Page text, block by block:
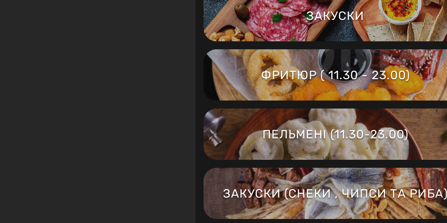
ЗАКУСКИ
ФРИТЮР ( 11.30 - 23.00)
ПЕЛЬМЕНІ (11.30-23.00)
ЗАКУСКИ (СНЕКИ , ЧИПСИ ТА